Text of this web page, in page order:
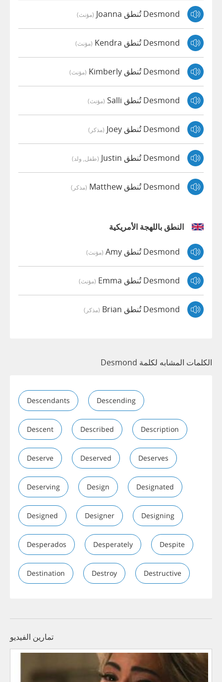
Desmond تُنطق Joanna (مؤنث)
Desmond تُنطق Kendra (مؤنث)
Desmond تُنطق Kimberly (مؤنث)
Desmond تُنطق Salli (مؤنث)
Desmond تُنطق Joey (مذكر)
Desmond تُنطق Justin (طفل, ولد)
Desmond تُنطق Matthew (مذكر)
النطق باللهجة الأمريكية
Desmond تُنطق Amy (مؤنث)
Desmond تُنطق Emma (مؤنث)
Desmond تُنطق Brian (مذكر)
الكلمات المشابه لكلمة Desmond
Descendants Descending
Descent Described Description
Deserve Deserved Deserves
Deserving Design Designated
Designed Designer Designing
Desperados Desperately Despite
Destination Destroy Destructive
تمارين الفيديو